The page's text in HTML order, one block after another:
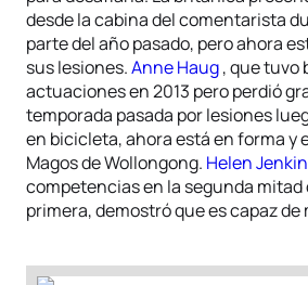
desde la cabina del comentarista
parte del año pasado, pero ahora
sus lesiones.Anne Haug, que tuvo
actuaciones en 2013 pero perdió
temporada pasada por lesiones
en bicicleta, ahora está en forma y
Magos de Wollongong. Helen
competencias en la segunda mitad
primera, demostró que es capaz de